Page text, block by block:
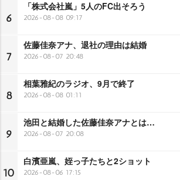
6
「株式会社嵐」5人のFC出そろう
2026-08-08 09:17
7
佐藤佳奈アナ、退社の理由は結婚
2026-08-07 20:48
8
相葉雅紀のラジオ、9月で終了
2026-08-08 01:11
9
池田と結婚した佐藤佳奈アナとは…
2026-08-07 20:08
10
白濱亜嵐、姪っ子たちと2ショット
2026-08-06 17:15